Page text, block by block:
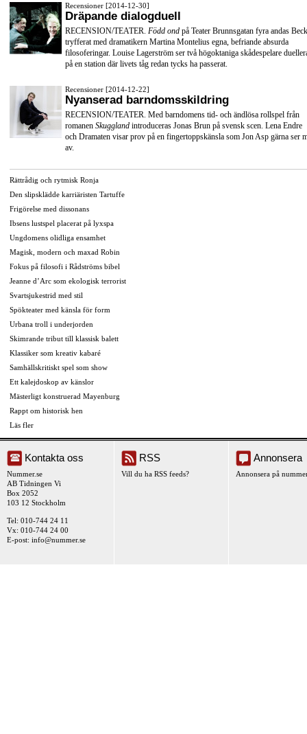
Recensioner [2014-12-30]
Dräpande dialogduell
RECENSION/TEATER. Född ond på Teater Brunnsgatan fyra andas
tryfferat med dramatikern Martina Montelius egna, befriande absurda
filosoferingar. Louise Lagerström ser två högoktaniga skådespelare
på en station där livets tåg redan tycks ha passerat.
Recensioner [2014-12-22]
Nyanserad barndomsskildring
RECENSION/TEATER. Med barndomens tid- och ändlösa rollspel från
romanen Skuggland introduceras Jonas Brun på svensk scen. Lena Endre
och Dramaten visar prov på en fingertoppskänsla som Jon Asp gärna ser
av.
Rättrådig och rytmisk Ronja
Den slipsklädde karriäristen Tartuffe
Frigörelse med dissonans
Ibsens lustspel placerat på lyxspa
Ungdomens olidliga ensamhet
Magisk, modern och maxad Robin
Fokus på filosofi i Rådströms bibel
Jeanne d’Arc som ekologisk terrorist
Svartsjukestrid med stil
Spökteater med känsla för form
Urbana troll i underjorden
Skimrande tribut till klassisk balett
Klassiker som kreativ kabaré
Samhällskritiskt spel som show
Ett kalejdoskop av känslor
Mästerligt konstruerad Mayenburg
Rappt om historisk hen
Läs fler
Kontakta oss
Nummer.se
AB Tidningen Vi
Box 2052
103 12 Stockholm
Tel: 010-744 24 11
Vx: 010-744 24 00
E-post: info@nummer.se
RSS
Vill du ha RSS feeds?
Annonsera
Annonsera på